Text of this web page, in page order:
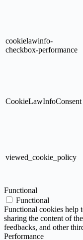
cookielawinfo-
checkbox-performance
CookieLawInfoConsent
viewed_cookie_policy
Functional
Functional
Functional cookies help
sharing the content of
feedbacks, and other
Performance